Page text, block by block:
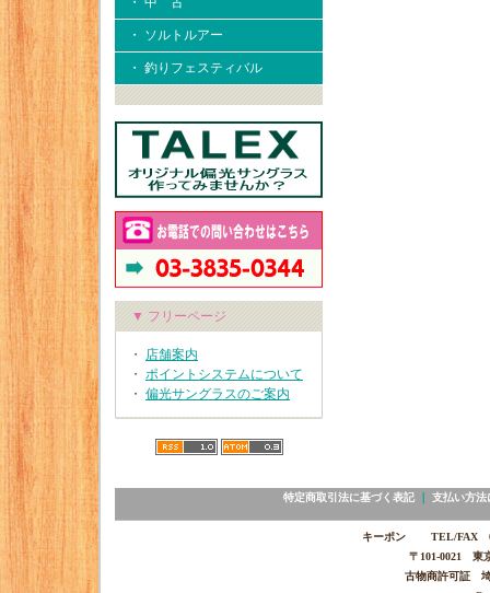
・ ソルトルアー
・ 釣りフェスティバル
▼ フリーページ
・ 店舗案内
・ ポイントシステムについて
・ 偏光サングラスのご案内
特定商取引法に基づく表記｜ 支払い方法
キーポン TEL/FAX
〒101-0021 東
古物商許可証